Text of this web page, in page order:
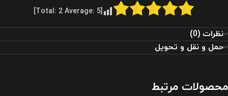
[Total:
2 Average: 5
]
نظرات (0)
حمل و نقل و تحویل
محصولات مرتبط